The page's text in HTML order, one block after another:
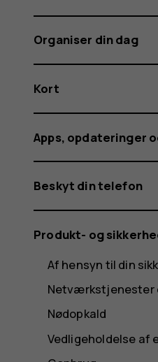
Organiser din dag
Kort
Apps, opdateringer
Beskyt din telefon
Produkt- og
Af hensyn til din
Netværkstjenester
Nødopkald
Vedligeholdelse af